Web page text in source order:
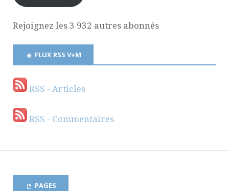
Rejoignez les 3 932 autres abonnés
FLUX RSS V+M
RSS - Articles
RSS - Commentaires
PAGES